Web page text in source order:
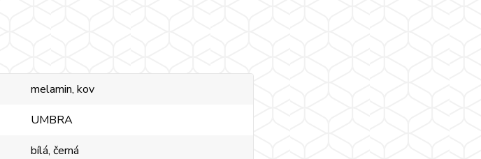
melamin, kov
UMBRA
bílá, černá